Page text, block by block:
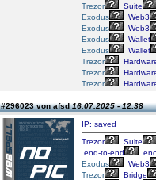
Trezor
Suite
Exodus
Web3
Exodus
Web3
Exodus
Wallet
Exodus
Wallet
Trezor
Trezor
Trezor
#296023 von afsd16.07.2025 - 12:38
IP: saved
Trezor
Suite
end‑to‑end
Exodus
Web3
Trezor
Bridge